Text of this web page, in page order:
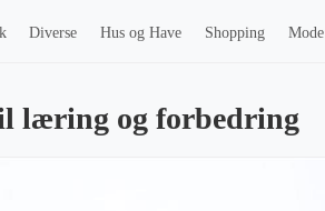
Diverse Hus og Have Shopping Mode
læring og forbedring